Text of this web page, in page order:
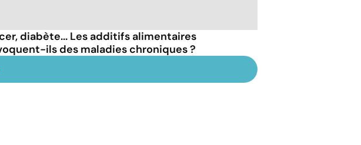
diabète... Les additifs alimentaires
ils des maladies chroniques ?